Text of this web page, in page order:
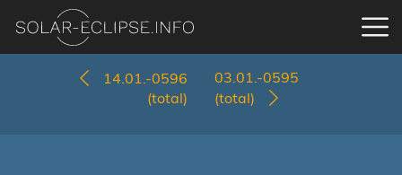
14.01.-0596
(total)
03.01.-0595
(total)